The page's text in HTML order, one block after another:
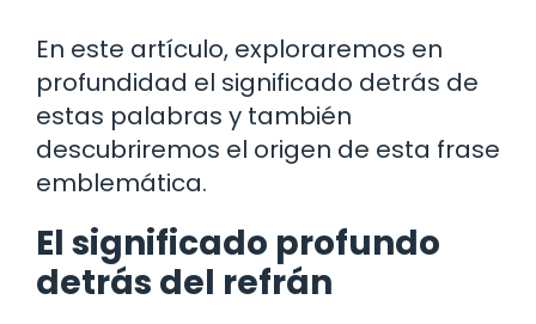
En este artículo, exploraremos en
profundidad el significado detrás de
estas palabras y también
descubriremos el origen de esta frase
emblemática.
El significado profundo
detrás del refrán